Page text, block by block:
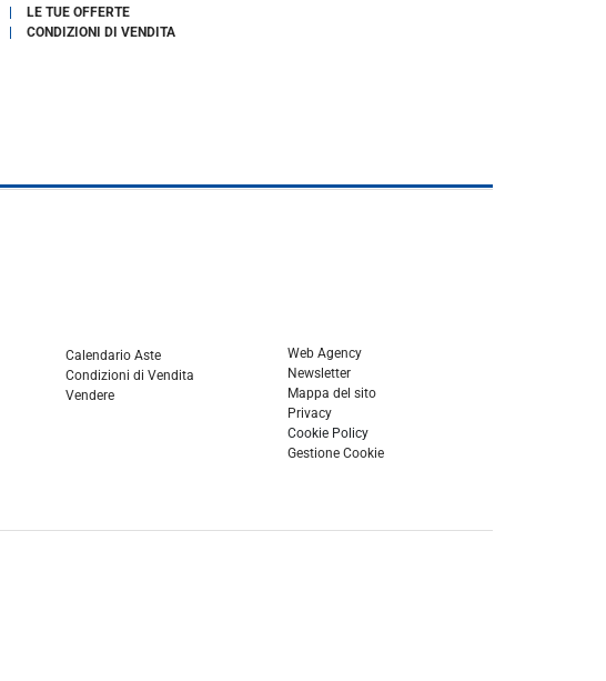
LE TUE OFFERTE
CONDIZIONI DI VENDITA
Calendario Aste
Condizioni di Vendita
Vendere
Web Agency
Newsletter
Mappa del sito
Privacy
Cookie Policy
Gestione Cookie